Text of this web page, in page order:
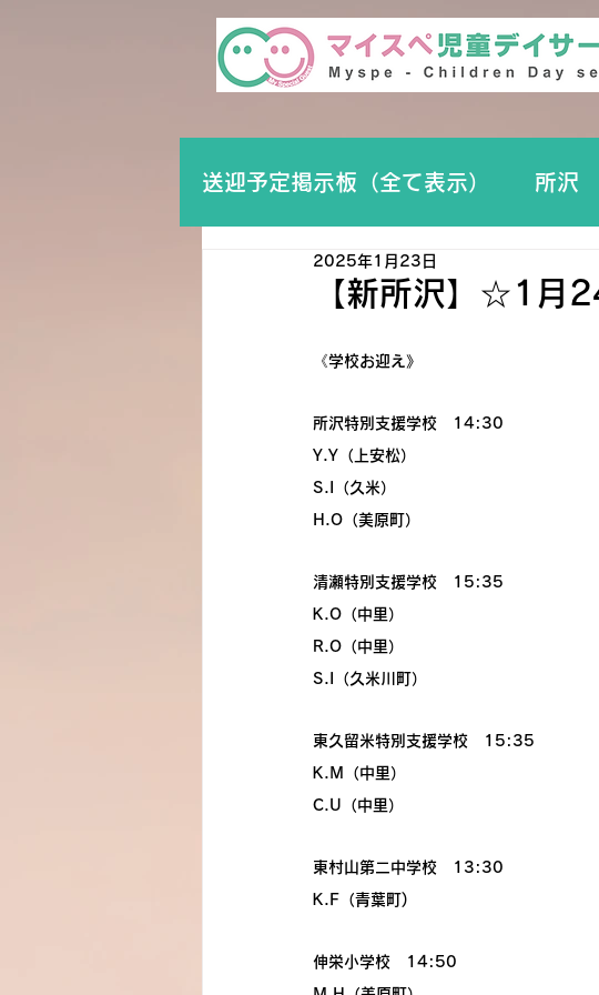
送迎予定掲示板（全て表示） 所沢
【新所沢】☆1月
2025年1月23日
《学校お迎え》
所沢特別支援学校　14:30
Y.Y（上安松）
S.I（久米）
H.O（美原町）
清瀬特別支援学校　15:35
K.O（中里）
R.O（中里）
S.I（久米川町）
東久留米特別支援学校　15:35
K.M（中里）
C.U（中里）
東村山第二中学校　13:30
K.F（青葉町)
伸栄小学校　14:50